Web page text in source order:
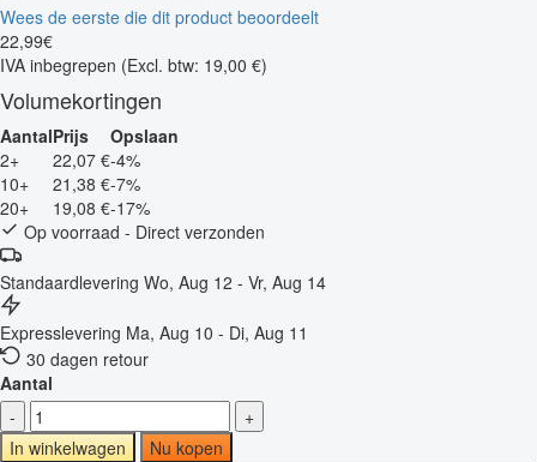
Wees de eerste die dit product beoordeelt
22,99€
IVA inbegrepen (Excl. btw: 19,00 €)
Volumekortingen
AantalPrijs
Opslaan
2+
22,07 €-4%
10+
21,38 €-7%
20+
19,08 €-17%
Op voorraad - Direct verzonden
Standaardlevering Wo, Aug 12 - Vr, Aug 14
Expresslevering Ma, Aug 10 - Di, Aug 11
30 dagen retour
Aantal
-
+
In winkelwagen
Nu kopen